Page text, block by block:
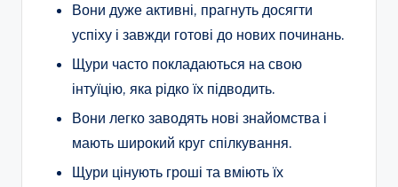
Вони дуже активні, прагнуть досягти
успіху і завжди готові до нових починань.
Щури часто покладаються на свою
інтуїцію, яка рідко їх підводить.
Вони легко заводять нові знайомства і
мають широкий круг спілкування.
Щури цінують гроші та вміють їх